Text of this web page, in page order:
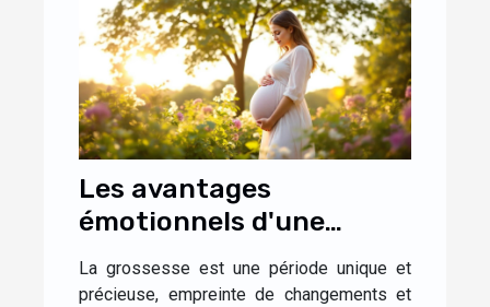
Les avantages
émotionnels d'une
séance photo pendant la
grossesse
La grossesse est une période unique et
précieuse, empreinte de changements et